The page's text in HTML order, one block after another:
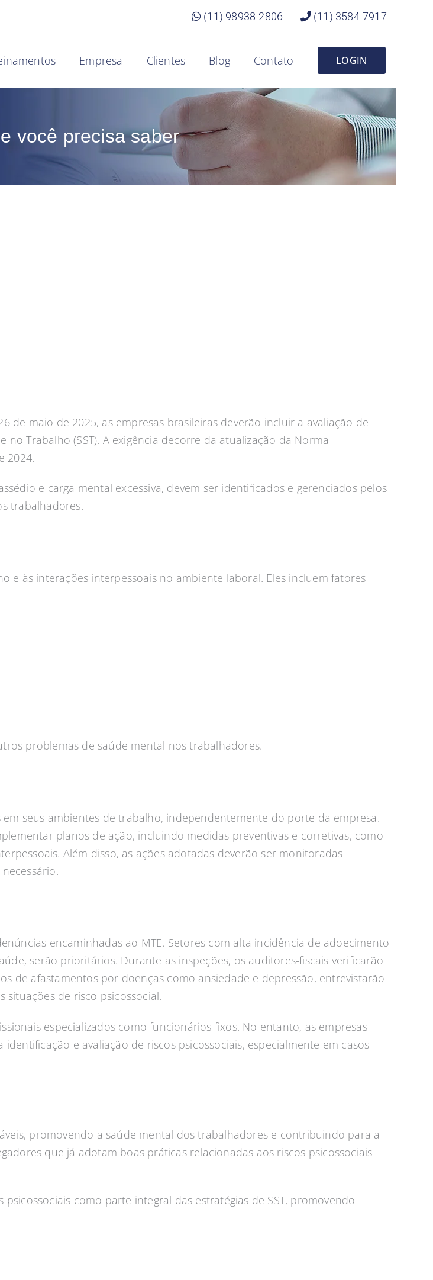
(11) 98938-2806 (11) 3584-7917
Empresa Clientes Blog Contato LOGIN
você precisa saber
de maio de 2025, as empresas brasileiras deverão incluir a avaliação de
Trabalho (SST). A exigência decorre da atualização da Norma
2024.
e carga mental excessiva, devem ser identificados e gerenciados pelos
trabalhadores.
e às interações interpessoais no ambiente laboral. Eles incluem fatores
problemas de saúde mental nos trabalhadores.
seus ambientes de trabalho, independentemente do porte da empresa.
planos de ação, incluindo medidas preventivas e corretivas, como
Além disso, as ações adotadas deverão ser monitoradas
encaminhadas ao MTE. Setores com alta incidência de adoecimento
serão prioritários. Durante as inspeções, os auditores-fiscais verificarão
de afastamentos por doenças como ansiedade e depressão, entrevistarão
de risco psicossocial.
especializados como funcionários fixos. No entanto, as empresas
e avaliação de riscos psicossociais, especialmente em casos
promovendo a saúde mental dos trabalhadores e contribuindo para a
que já adotam boas práticas relacionadas aos riscos psicossociais
como parte integral das estratégias de SST, promovendo